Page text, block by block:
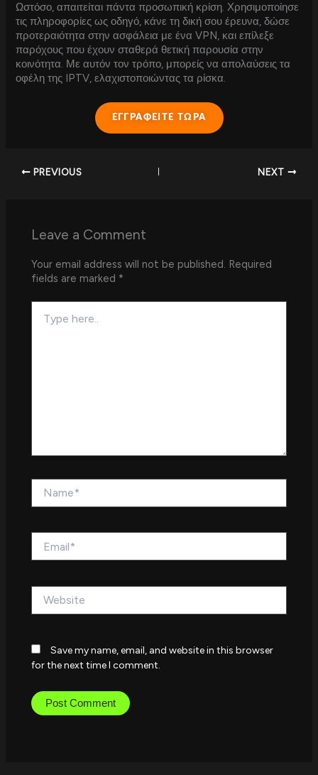
Ωστόσο, απαιτείται πάντα προσωπική κρίση. Χρησιμοποίησε
τις πληροφορίες ως οδηγό, κάνε τη δική σου έρευνα, δώσε
προτεραιότητα στην ασφάλεια με ένα VPN, και επίλεξε
παρόχους που έχουν σταθερά θετική παρουσία στην
κοινότητα. Με αυτόν τον τρόπο, μπορείς να απολαύσεις τα
οφέλη της IPTV, ελαχιστοποιώντας τα ρίσκα.
ΕΓΓΡΑΦΕΙΤΕ ΤΩΡΑ
PREVIOUS NEXT
Leave a Comment
Your email address will not be published. Required
fields are marked *
here..
Save my name, email, and website in this browser
for the next time I comment.